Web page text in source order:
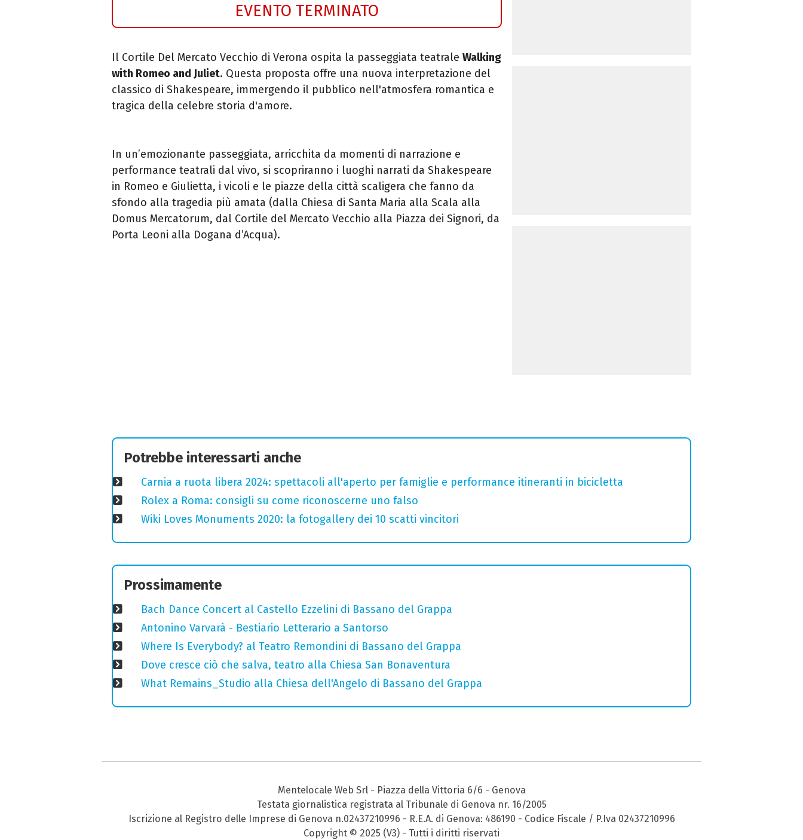
EVENTO TERMINATO
Il Cortile Del Mercato Vecchio di Verona ospita la passeggiata teatrale Walking
with Romeo and Juliet. Questa proposta offre una nuova interpretazione del
classico di Shakespeare, immergendo il pubblico nell'atmosfera romantica e
tragica della celebre storia d'amore.
In un’emozionante passeggiata, arricchita da momenti di narrazione e
performance teatrali dal vivo, si scopriranno i luoghi narrati da Shakespeare
in Romeo e Giulietta, i vicoli e le piazze della città scaligera che fanno da
sfondo alla tragedia più amata (dalla Chiesa di Santa Maria alla Scala alla
Domus Mercatorum, dal Cortile del Mercato Vecchio alla Piazza dei Signori, da
Porta Leoni alla Dogana d’Acqua).
Potrebbe interessarti anche
Carnia a ruota libera 2024: spettacoli all'aperto per famiglie e performance itineranti in bicicletta
Rolex a Roma: consigli su come riconoscerne uno falso
Wiki Loves Monuments 2020: la fotogallery dei 10 scatti vincitori
Prossimamente
Bach Dance Concert al Castello Ezzelini di Bassano del Grappa
Antonino Varvarà - Bestiario Letterario a Santorso
Where Is Everybody? al Teatro Remondini di Bassano del Grappa
Dove cresce ciò che salva, teatro alla Chiesa San Bonaventura
What Remains_Studio alla Chiesa dell'Angelo di Bassano del Grappa
Mentelocale Web Srl - Piazza della Vittoria 6/6 - Genova
Testata giornalistica registrata al Tribunale di Genova nr. 16/2005
Iscrizione al Registro delle Imprese di Genova n.02437210996 - R.E.A. di Genova: 486190 - Codice Fiscale / P.Iva 02437210996
Copyright © 2025 (V3) - Tutti i diritti riservati